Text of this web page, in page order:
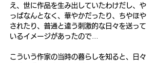
え、世に作品を生み出していたわけだし、や
っぱなんとなく、華やかだったり、ちやほや
されたり、普通と違う刺激的な日々を送って
いるイメージがあったので…
こういう作家の当時の暮らしを知ると、日々